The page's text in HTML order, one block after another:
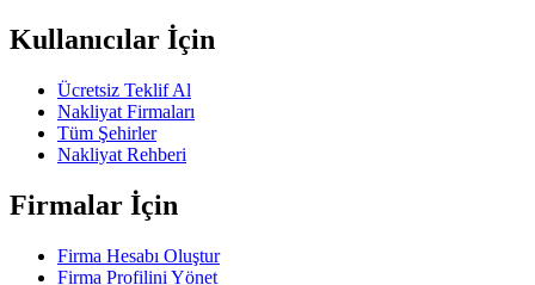
Kullanıcılar İçin
Ücretsiz Teklif Al
Nakliyat Firmaları
Tüm Şehirler
Nakliyat Rehberi
Firmalar İçin
Firma Hesabı Oluştur
Firma Profilini Yönet